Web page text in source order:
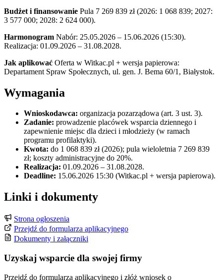
Budżet i finansowanie Pula 7 269 839 zł (2026: 1 068 839; 2027:
3 577 000; 2028: 2 624 000).
Harmonogram Nabór: 25.05.2026 – 15.06.2026 (15:30).
Realizacja: 01.09.2026 – 31.08.2028.
Jak aplikować Oferta w Witkac.pl + wersja papierowa:
Departament Spraw Społecznych, ul. gen. J. Bema 60/1, Białystok.
Wymagania
Wnioskodawca: organizacja pozarządowa (art. 3 ust. 3).
Zadanie: prowadzenie placówek wsparcia dziennego i
zapewnienie miejsc dla dzieci i młodzieży (w ramach
programu profilaktyki).
Kwota: do 1 068 839 zł (2026); pula wieloletnia 7 269 839
zł; koszty administracyjne do 20%.
Realizacja: 01.09.2026 – 31.08.2028.
Deadline: 15.06.2026 15:30 (Witkac.pl + wersja papierowa).
Linki i dokumenty
Strona ogłoszenia
Przejdź do formularza aplikacyjnego
Dokumenty i załączniki
Uzyskaj wsparcie dla swojej firmy
Przejdź do formularza aplikacyjnego i złóż wniosek o